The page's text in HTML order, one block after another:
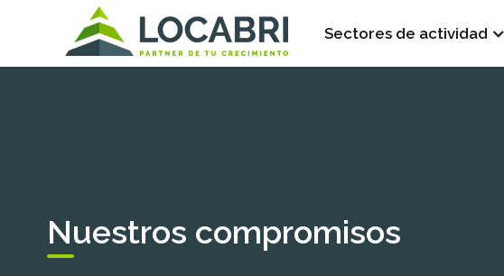
Sectores de actividad
Nuestros compromisos